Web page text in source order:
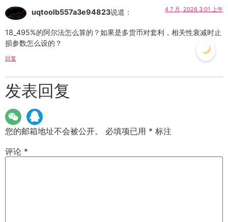
uqtoolb557a3e94823说道： 4 7 月, 2026 3:01 上午
18_495%的阿尔法怎么算的？如果是多货币对套利，相关性衰减时止
损参数怎么设的？
回复
发表回复
您的邮箱地址不会被公开。 必填项已用 * 标注
评论 *